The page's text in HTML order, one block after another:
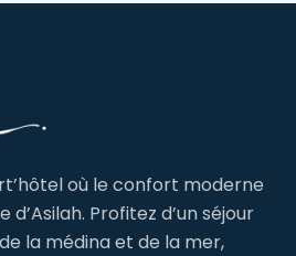
où le confort moderne
Profitez d’un séjour
la médina et de la mer,